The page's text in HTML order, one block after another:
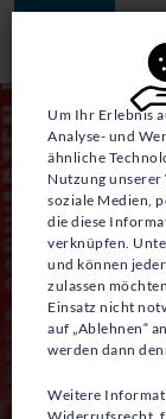
Um Ihr Erlebnis
Analyse- und
ähnliche
Nutzung unserer
soziale Medien,
die diese
verknüpfen.
und können
zulassen
Einsatz nicht
auf „Ablehnen“
werden dann
Weitere